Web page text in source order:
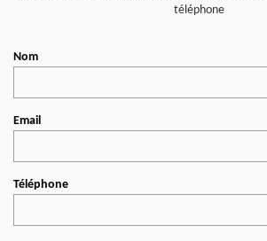
téléphone
Nom
Email
Téléphone